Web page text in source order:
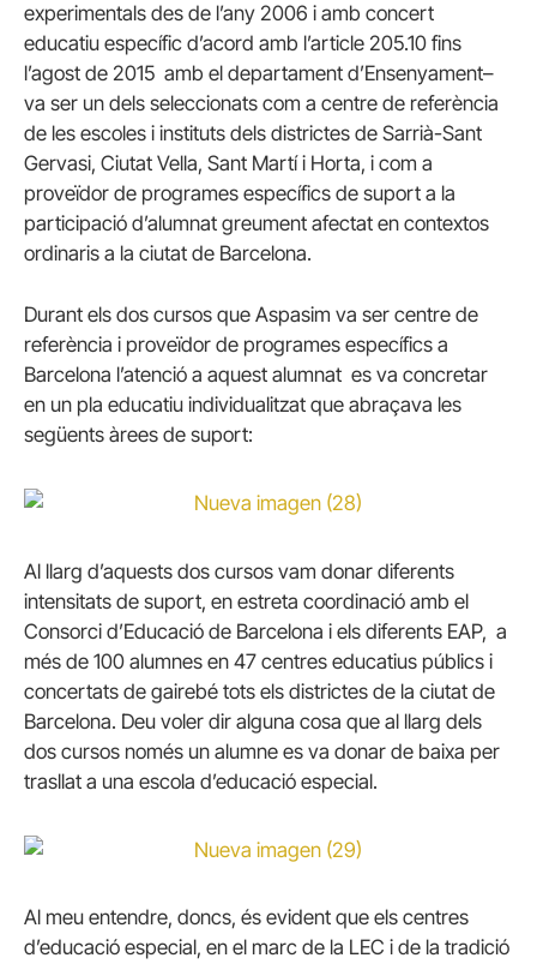
experimentals des de l’any 2006 i amb concert
educatiu específic d’acord amb l’article 205.10 fins
l’agost de 2015 amb el departament d’Ensenyament–
va ser un dels seleccionats com a centre de referència
de les escoles i instituts dels districtes de Sarrià-Sant
Gervasi, Ciutat Vella, Sant Martí i Horta, i com a
proveïdor de programes específics de suport a la
participació d’alumnat greument afectat en contextos
ordinaris a la ciutat de Barcelona.
Durant els dos cursos que Aspasim va ser centre de
referència i proveïdor de programes específics a
Barcelona l’atenció a aquest alumnat es va concretar
en un pla educatiu individualitzat que abraçava les
següents àrees de suport:
Al llarg d’aquests dos cursos vam donar diferents
intensitats de suport, en estreta coordinació amb el
Consorci d’Educació de Barcelona i els diferents EAP, a
més de 100 alumnes en 47 centres educatius públics i
concertats de gairebé tots els districtes de la ciutat de
Barcelona. Deu voler dir alguna cosa que al llarg dels
dos cursos només un alumne es va donar de baixa per
trasllat a una escola d’educació especial.
Al meu entendre, doncs, és evident que els centres
d’educació especial, en el marc de la LEC i de la tradició